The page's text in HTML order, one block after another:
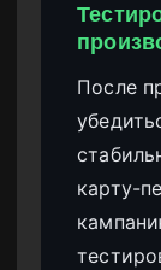
После
карту-